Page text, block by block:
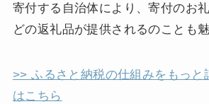
寄付する自治体により、寄付のお
どの返礼品が提供されるのことも魅
>> ふるさと納税の仕組みをもっと
はこちら